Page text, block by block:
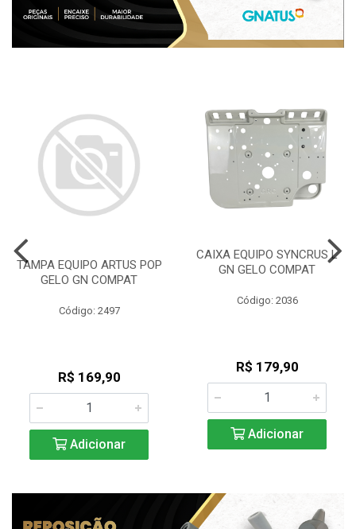
TAMPA EQUIPO ARTUS POP
GELO GN COMPAT
Código: 2497
R$ 169,90
Adicionar
CAIXA EQUIPO SYNCRUS L
GN GELO COMPAT
Código: 2036
R$ 179,90
Adicionar